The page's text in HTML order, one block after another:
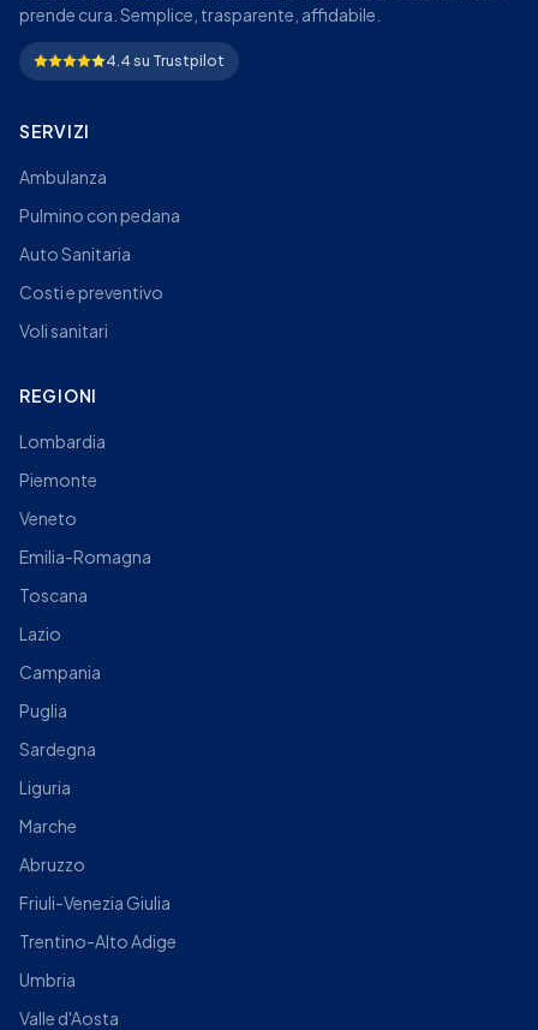
prende cura. Semplice, trasparente, affidabile.
4.4 su Trustpilot
SERVIZI
Ambulanza
Pulmino con pedana
Auto Sanitaria
Costi e preventivo
Voli sanitari
REGIONI
Lombardia
Piemonte
Veneto
Emilia-Romagna
Toscana
Lazio
Campania
Puglia
Sardegna
Liguria
Marche
Abruzzo
Friuli-Venezia Giulia
Trentino-Alto Adige
Umbria
Valle d'Aosta